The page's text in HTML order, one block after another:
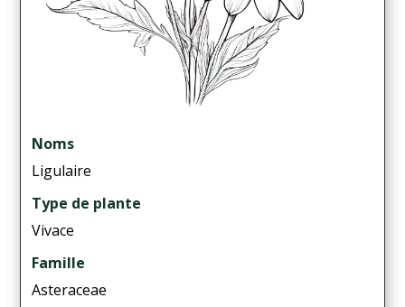
Noms
Ligulaire
Type de plante
Vivace
Famille
Asteraceae